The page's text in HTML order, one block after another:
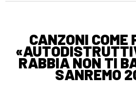
CANZONI COME
RABBIA NON TI
SANREMO